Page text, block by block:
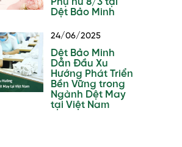
Dệt Bảo Minh
Dệt Bảo Minh
Dẫn Đầu Xu
Hướng Phát Triển
Bền Vững trong
Ngành Dệt May
tại Việt Nam
24/06/2025